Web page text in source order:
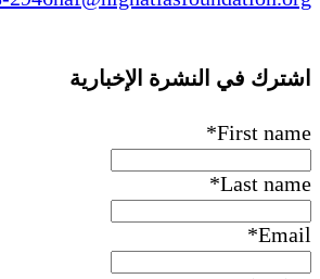
في النشرة الإخبارية
First
*
Last
*
*